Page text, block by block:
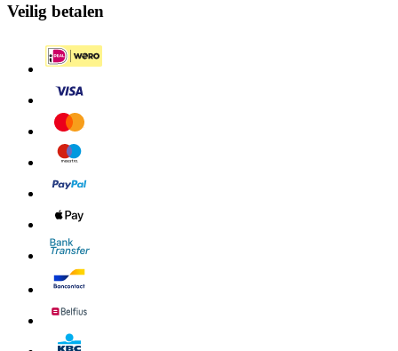
Veilig betalen